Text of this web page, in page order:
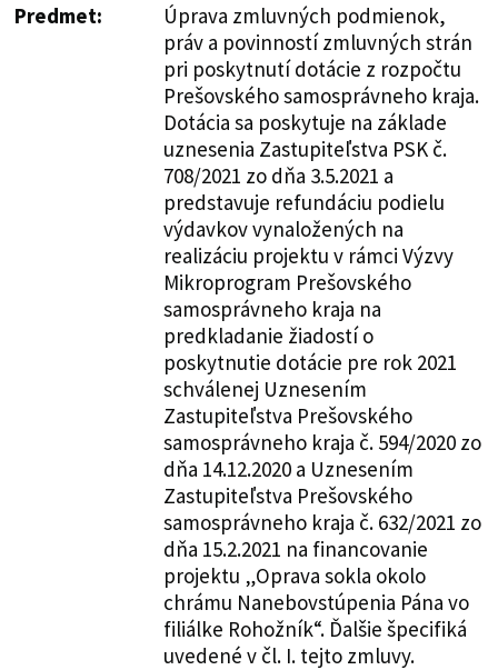
Predmet:
Úprava zmluvných podmienok,
práv a povinností zmluvných strán
pri poskytnutí dotácie z rozpočtu
Prešovského samosprávneho kraja.
Dotácia sa poskytuje na základe
uznesenia Zastupiteľstva PSK č.
708/2021 zo dňa 3.5.2021 a
predstavuje refundáciu podielu
výdavkov vynaložených na
realizáciu projektu v rámci Výzvy
Mikroprogram Prešovského
samosprávneho kraja na
predkladanie žiadostí o
poskytnutie dotácie pre rok 2021
schválenej Uznesením
Zastupiteľstva Prešovského
samosprávneho kraja č. 594/2020 zo
dňa 14.12.2020 a Uznesením
Zastupiteľstva Prešovského
samosprávneho kraja č. 632/2021 zo
dňa 15.2.2021 na financovanie
projektu „Oprava sokla okolo
chrámu Nanebovstúpenia Pána vo
filiálke Rohožník“. Ďalšie špecifiká
uvedené v čl. I. tejto zmluvy.